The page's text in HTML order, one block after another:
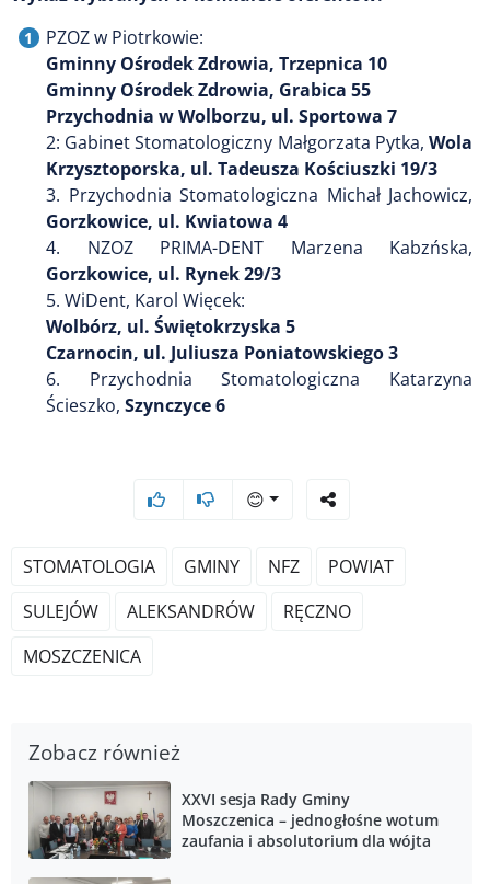
PZOZ w Piotrkowie:
Gminny Ośrodek Zdrowia, Trzepnica 10
Gminny Ośrodek Zdrowia, Grabica 55
Przychodnia w Wolborzu, ul. Sportowa 7
2: Gabinet Stomatologiczny Małgorzata Pytka, Wola
Krzysztoporska, ul. Tadeusza Kościuszki 19/3
3. Przychodnia Stomatologiczna Michał Jachowicz,
Gorzkowice, ul. Kwiatowa 4
4. NZOZ PRIMA-DENT Marzena Kabzńska,
Gorzkowice, ul. Rynek 29/3
5. WiDent, Karol Więcek:
Wolbórz, ul. Świętokrzyska 5
Czarnocin, ul. Juliusza Poniatowskiego 3
6. Przychodnia Stomatologiczna Katarzyna
Ścieszko, Szynczyce 6
😊
STOMATOLOGIA GMINY NFZ
POWIAT
SULEJÓW
ALEKSANDRÓW
RĘCZNO
MOSZCZENICA
Zobacz również
XXVI sesja Rady Gminy
Moszczenica – jednogłośne wotum
zaufania i absolutorium dla wójta